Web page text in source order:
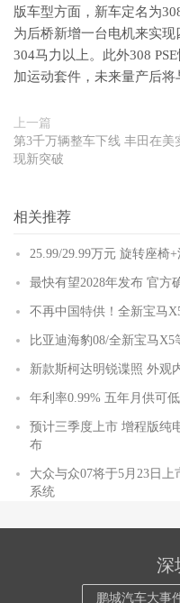
版车型方面，新车定名为
为后桥新增一台电机来实
304马力以上。此外308
加运动套件，未来量产后将
上一篇
第3千万辆整车下线 丰田在美
现新突破
相关推荐
25.99/29.99万元 旋转座椅
最快有望2028年发布 官方
不再中国特供！全新宝马
比亚迪海豹08/全新宝马X5
新款斯柯达明锐谍照 外观
年利率0.99% 五年月供可
预计三季度上市 增程版纯
布
大众与众07将于5月23日
系统
深
鹏城汽车大事